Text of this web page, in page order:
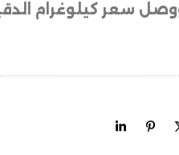
الدقيق مؤخرا في غزة إلى 80